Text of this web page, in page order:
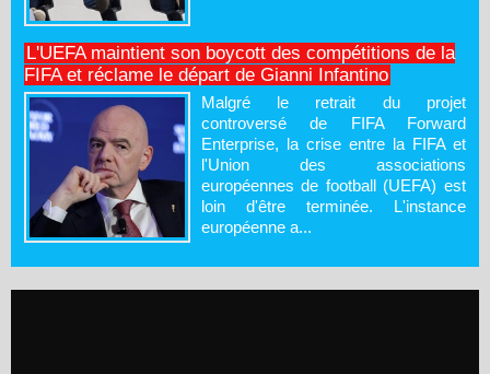
L'UEFA maintient son boycott des compétitions de la
FIFA et réclame le départ de Gianni Infantino
Malgré le retrait du projet
controversé de FIFA Forward
Enterprise, la crise entre la FIFA et
l'Union des associations
européennes de football (UEFA) est
loin d'être terminée. L'instance
européenne a...